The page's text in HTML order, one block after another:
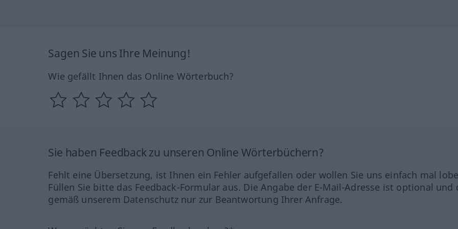
Sagen Sie uns Ihre Meinung!
Wie gefällt Ihnen das Online Wörterbuch?
Sie haben Feedback zu unseren Online Wörterbüchern?
Fehlt eine Übersetzung, ist Ihnen ein Fehler aufgefallen oder wollen Sie uns einfach mal
Füllen Sie bitte das Feedback-Formular aus. Die Angabe der E-Mail-Adresse ist optional und
gemäß unserem Datenschutz nur zur Beantwortung Ihrer Anfrage.